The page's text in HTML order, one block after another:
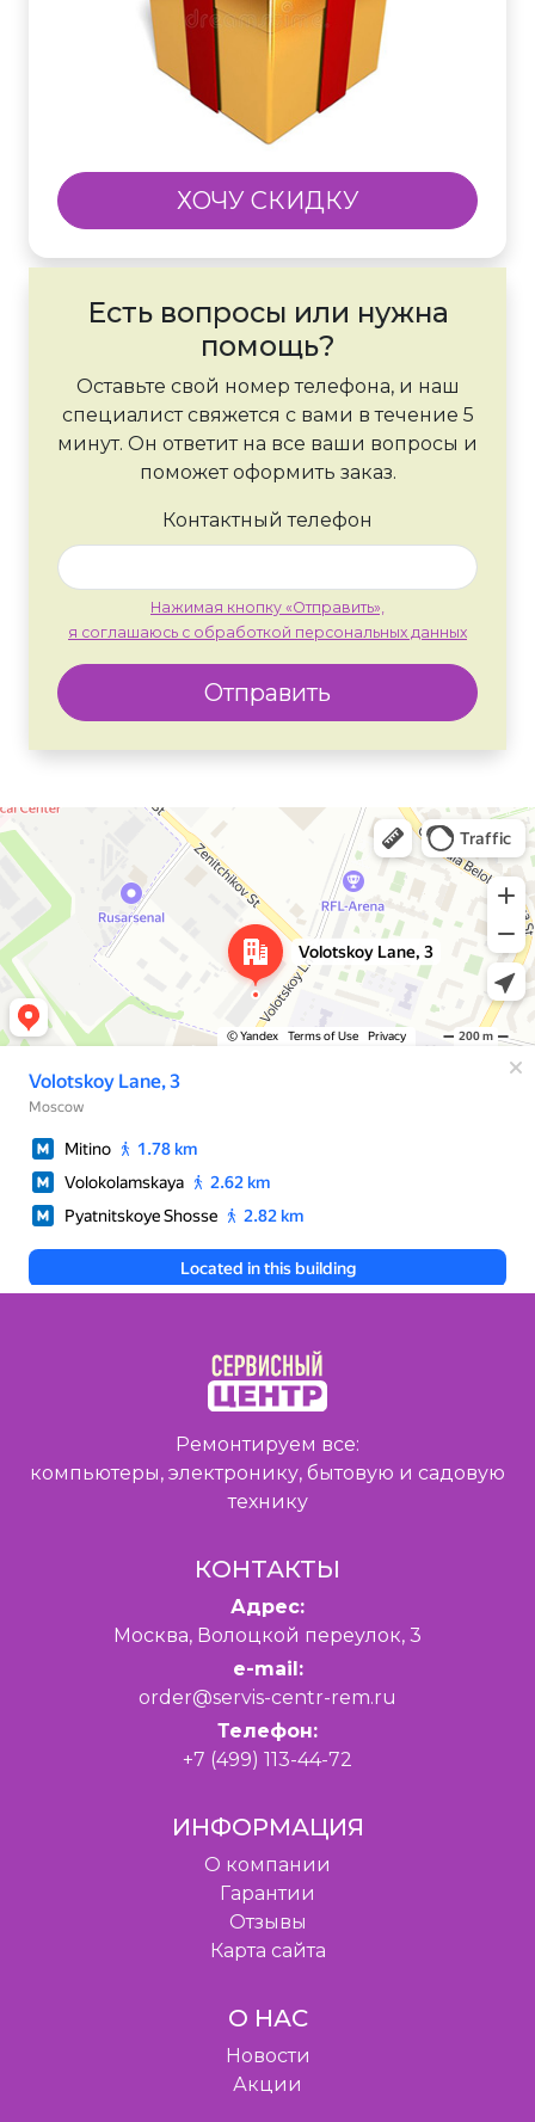
ХОЧУ СКИДКУ
Есть вопросы или нужна
помощь?
Оставьте свой номер телефона, и наш
специалист свяжется с вами в течение 5
минут. Он ответит на все ваши вопросы и
поможет оформить заказ.
Контактный телефон
Нажимая кнопку «Отправить»,
я соглашаюсь с обработкой персональных данных
Отправить
Москва
Яндекс Карты — транспорт, навигация, поиск мест
Ремонтируем все:
компьютеры, электронику, бытовую и садовую
технику
КОНТАКТЫ
Адрес:
Москва, Волоцкой переулок, 3
e-mail:
order@servis-centr-rem.ru
Телефон:
+7 (499) 113-44-72
ИНФОРМАЦИЯ
O компании
Гарантии
Отзывы
Карта сайта
О НАС
Новости
Акции